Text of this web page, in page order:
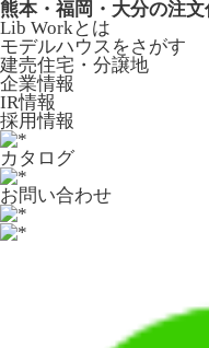
熊本・福岡・大分の注
Lib Workとは
モデルハウスをさがす
建売住宅・分譲地
企業情報
IR情報
採用情報
カタログ
お問い合わせ